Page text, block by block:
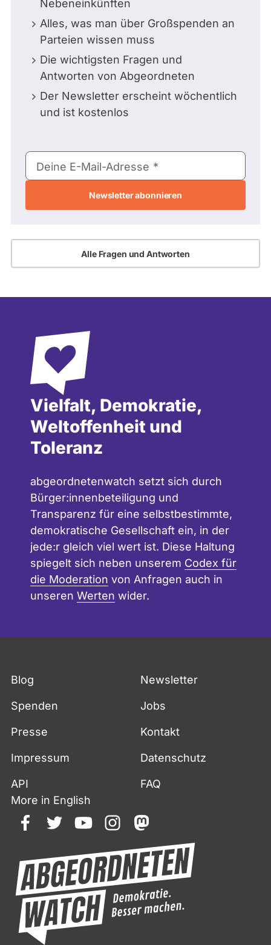
Nebeneinkünften
Alles, was man über Großspenden an
Parteien wissen muss
Die wichtigsten Fragen und
Antworten von Abgeordneten
Der Newsletter erscheint wöchentlich
und ist kostenlos
E-
Mail-
Deine E-Mail-Adresse
Alle Fragen und Antworten
Vielfalt, Demokratie,
Weltoffenheit und
Toleranz
abgeordnetenwatch setzt sich durch
Bürger:innenbeteiligung und
Transparenz für eine selbstbestimmte,
demokratische Gesellschaft ein, in der
jede:r gleich viel wert ist. Diese Haltung
spiegelt sich neben unserem Codex für
die Moderation von Anfragen auch in
unseren Werten wider.
Blog Newsletter
Spenden Jobs
Presse Kontakt
Impressum Datenschutz
API
FAQ
More in English
facebooktwitteryoutubeinstagrammastodon